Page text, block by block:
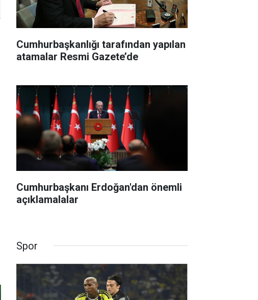
Cumhurbaşkanlığı tarafından yapılan
atamalar Resmi Gazete’de
Cumhurbaşkanı Erdoğan'dan önemli
açıklamalalar
Spor